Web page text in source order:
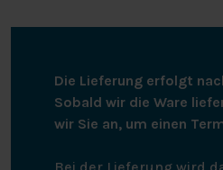
Die Lieferung erfolgt
Sobald wir die Ware
wir Sie an, um einen
Bei der Lieferung wird